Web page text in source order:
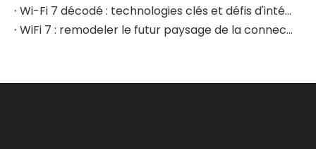
Wi-Fi 7 décodé : technologies clés et défis d'intégration pour les concepteurs de matériel
WiFi 7 : remodeler le futur paysage de la connectivité sans fil haut débit